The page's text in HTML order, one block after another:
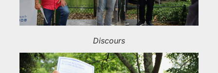
Discours